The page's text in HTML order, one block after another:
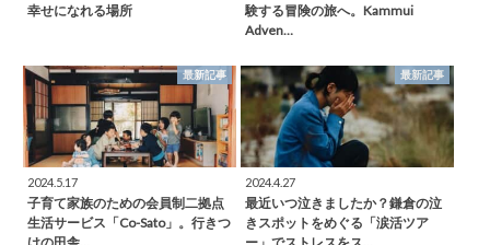
幸せになれる場所
験する冒険の旅へ。Kammui
Adven…
最新記事
2024.5.17
子育て家族のための会員制二拠点
生活サービス「Co-Sato」。行きつ
最新記事
2024.4.27
最近いつ泣きましたか？鎌倉の泣
きスポットをめぐる「涙活ツア